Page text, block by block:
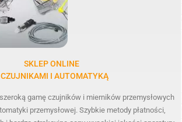
SKLEP ONLINE
I AUTOMATYKĄ
gamę czujników i mierników przemysłowych
przemysłowej. Szybkie metody płatności,